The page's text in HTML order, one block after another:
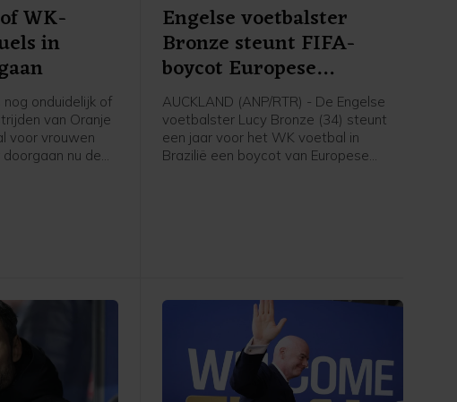
WK-
in
nog onduidelijk of
van Oranje
voor vrouwen
nu de
gaan.
Engelse voetbalster
Bronze steunt FIFA-
boycot Europese
speelsters
AUCKLAND (ANP/RTR) - De Engelse
voetbalster Lucy Bronze (34) steunt
een jaar voor het WK voetbal in
Brazilië een boycot van Europese
voor onze sport. Als dat betekent dat
we sommige competities moeten
boycotten, dan moet dat gebeuren",
aldus Bronze in aanloop van een
oefenduel met Chelsea in Nieuw-
Zeeland tegen Auckland.